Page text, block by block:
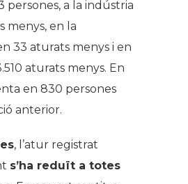
persones, a la indústria
menys, en la
33 aturats menys i en
aturats menys. En
en 830 persones
anterior.
, l’atur registrat
s’ha reduït a totes